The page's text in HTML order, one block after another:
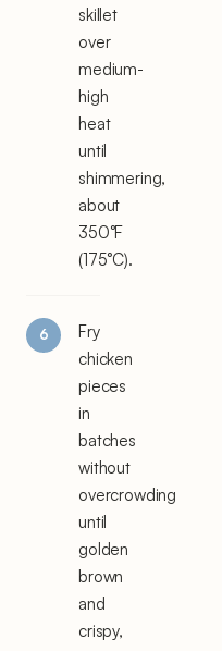
skillet
over
medium-
high
heat
until
shimmering,
about
350°F
(175°C).
Fry
chicken
pieces
in
batches
without
overcrowding
until
golden
brown
and
crispy,